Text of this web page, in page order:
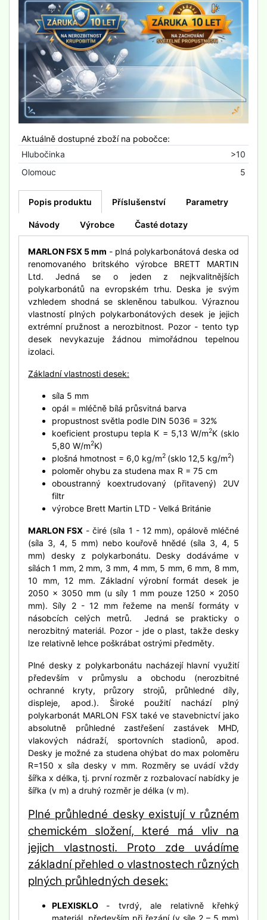
Aktuálně dostupné zboží na pobočce:
Hlubočinka
>10
Olomouc
5
Popis produktu Příslušenství Parametry
Návody Výrobce Časté dotazy
MARLON FSX 5 mm - plná polykarbonátová deska od
renomovaného britského výrobce BRETT MARTIN
Ltd. Jedná se o jeden z nejkvalitnějších
polykarbonátů na evropském trhu. Deska je svým
vzhledem shodná se skleněnou tabulkou. Výraznou
vlastností plných polykarbonátových desek je jejich
extrémní pružnost a nerozbitnost. Pozor - tento typ
desek nevykazuje žádnou mimořádnou tepelnou
izolaci.
Základní vlastnosti desek:
síla 5 mm
opál = mléčně bílá průsvitná barva
propustnost světla podle DIN 5036 = 32%
koeficient prostupu tepla K = 5,13 W/m2K (sklo
5,80 W/m2K)
plošná hmotnost = 6,0 kg/m2 (sklo 12,5 kg/m2)
poloměr ohybu za studena max R = 75 cm
oboustranný koextrudovaný (přitavený) 2UV
filtr
výrobce Brett Martin LTD - Velká Británie
MARLON FSX - čiré (síla 1 - 12 mm), opálově mléčné
(síla 3, 4, 5 mm) nebo kouřově hnědé (síla 3, 4, 5
mm) desky z polykarbonátu. Desky dodáváme v
sílách 1 mm, 2 mm, 3 mm, 4 mm, 5 mm, 6 mm, 8 mm,
10 mm, 12 mm. Základní výrobní formát desek je
2050 x 3050 mm (u síly 1 mm pouze 1250 x 2050
mm). Síly 2 - 12 mm řežeme na menší formáty v
násobcích celých metrů. Jedná se prakticky o
nerozbitný materiál. Pozor - jde o plast, takže desky
lze relativně lehce poškrábat ostrými předměty.
Plné desky z polykarbonátu nacházejí hlavní využití
především v průmyslu a obchodu (nerozbitné
ochranné kryty, průzory strojů, průhledné díly,
displeje, apod.). Široké použití nachází plný
polykarbonát MARLON FSX také ve stavebnictví jako
absolutně průhledné zastřešení zastávek MHD,
vlakových nádraží, sportovních stadionů, apod.
Desky je možné za studena ohýbat do max poloměru
R=150 x síla desky v mm. Rozměry se uvádí vždy
šířka x délka, tj. první rozměr z rozbalovací nabídky je
šířka (v m) a druhý rozměr je délka (v m).
Plné průhledné desky existují v různém
chemickém složení, které má vliv na
jejich vlastnosti. Proto zde uvádíme
základní přehled o vlastnostech různých
plných průhledných desek:
PLEXISKLO - tvrdý, ale relativně křehký
materiál, především při řezání (v síle 2 – 5 mm)